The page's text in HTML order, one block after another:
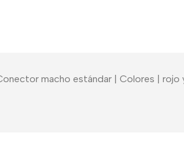
macho estándar | Colores | rojo